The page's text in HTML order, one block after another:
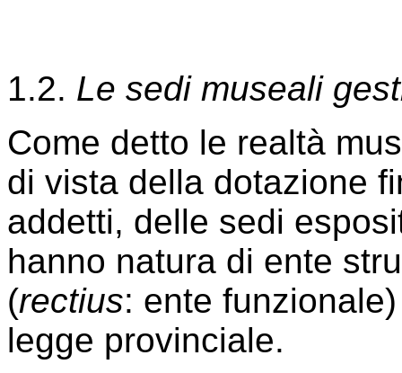
1.2. Le sedi museali
Come detto le realtà
di vista della dotazione
addetti, delle sedi
hanno natura di ente
(rectius: ente
legge provinciale.